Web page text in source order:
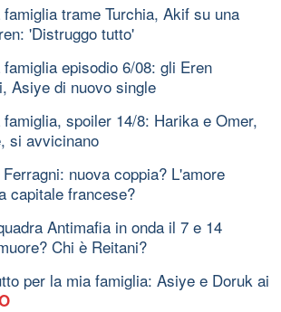
trame Turchia, Akif su una
'Distruggo tutto'
episodio 6/08: gli Eren
Asiye di nuovo single
spoiler 14/8: Harika e Omer,
si avvicinano
nuova coppia? L'amore
capitale francese?
Antimafia in onda il 7 e 14
Chi è Reitani?
per la mia famiglia: Asiye e Doruk ai